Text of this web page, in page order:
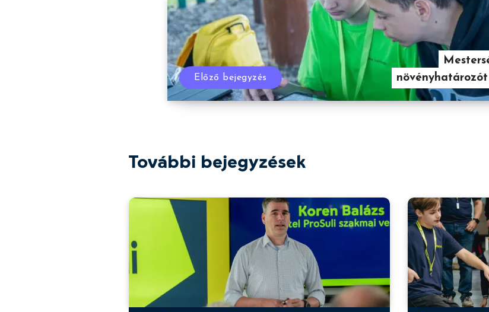
Előző bejegyzés
További bejegyzések